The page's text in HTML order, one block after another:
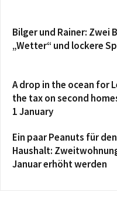
Bilger und Rainer: Zwei
„Wetter“ und lockere
A drop in the ocean for
the tax on second
1 January
Ein paar Peanuts für
Haushalt:
Januar erhöht werden